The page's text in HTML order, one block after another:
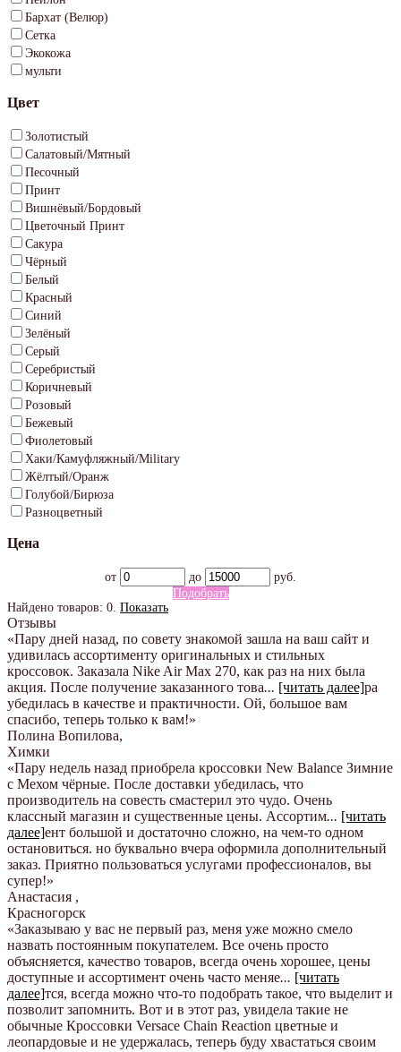
Бархат (Велюр)
Сетка
Экокожа
мульти
Цвет
Золотистый
Салатовый/Мятный
Песочный
Принт
Вишнёвый/Бордовый
Цветочный Принт
Сакура
Чёрный
Белый
Красный
Синий
Зелёный
Серый
Серебристый
Коричневый
Розовый
Бежевый
Фиолетовый
Хаки/Камуфляжный/Military
Жёлтый/Оранж
Голубой/Бирюза
Разноцветный
Цена
от до
руб.
Подобрать
Найдено товаров: 0 Показать
Отзывы
«Пару дней назад, по совету знакомой зашла на ваш сайт и
удивилась ассортименту оригинальных и стильных
кроссовок. Заказала Nike Air Max 270, как раз на них была
акция. После получение заказанного това... [читать далее]ра
убедилась в качестве и практичности. Ой, большое вам
спасибо, теперь только к вам!»
Полина Вопилова,
Химки
«Пару недель назад приобрела кроссовки New Balance Зимние
с Мехом чёрные. После доставки убедилась, что
производитель на совесть смастерил это чудо. Очень
классный магазин и существенные цены. Ассортим... [читать
далее]ент большой и достаточно сложно, на чем-то одном
остановиться. но буквально вчера оформила дополнительный
заказ. Приятно пользоваться услугами профессионалов, вы
супер!»
Анастасия ,
Красногорск
«Заказываю у вас не первый раз, меня уже можно смело
назвать постоянным покупателем. Все очень просто
объясняется, качество товаров, всегда очень хорошее, цены
доступные и ассортимент очень часто меняе... [читать
далее]тся, всегда можно что-то подобрать такое, что выделит и
позволит запомнить. Вот и в этот раз, увидела такие не
обычные Кроссовки Versace Chain Reaction цветные и
леопардовые и не удержалась, теперь буду хвастаться своим